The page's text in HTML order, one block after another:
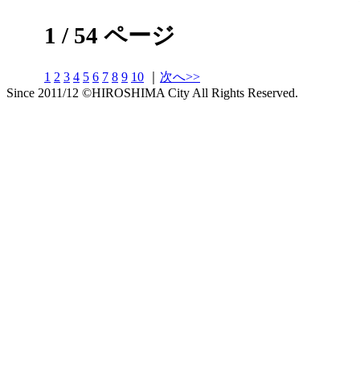
1 / 54 ページ
1 2 3 4 5 6 7 8 9 10
次へ>>
Since 2011/12 ©HIROSHIMA City All Rights Reserved.